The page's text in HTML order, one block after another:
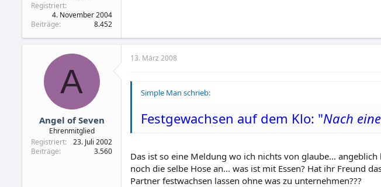
Registriert
4. November 2004
Beiträge
8.452
A
Angel of Seven
Ehrenmitglied
Registriert
23. Juli 2002
Beiträge
3.560
13. März 2008
Simple Man schrieb:
Festgewachsen auf dem Klo: "Nach
Das ist so eine Meldung wo ich nichts von glaube...
noch die selbe Hose an... was ist mit Essen? Hat ihr Freund
Partner festwachsen lassen ohne was zu unternehmen???